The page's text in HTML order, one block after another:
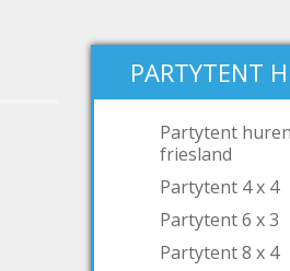
PARTYTENT
Partytent huren
friesland
Partytent 4 x 4
Partytent 6 x 3
Partytent 8 x 4